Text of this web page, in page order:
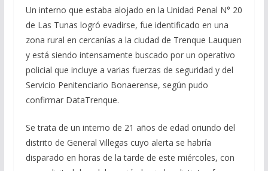
Un interno que estaba alojado en la Unidad Penal N° 20
de Las Tunas logró evadirse, fue identificado en una
zona rural en cercanías a la ciudad de Trenque Lauquen
y está siendo intensamente buscado por un operativo
policial que incluye a varias fuerzas de seguridad y del
Servicio Penitenciario Bonaerense, según pudo
confirmar DataTrenque.
Se trata de un interno de 21 años de edad oriundo del
distrito de General Villegas cuyo alerta se habría
disparado en horas de la tarde de este miércoles, con